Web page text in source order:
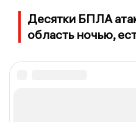
Десятки БПЛА
область ночью,